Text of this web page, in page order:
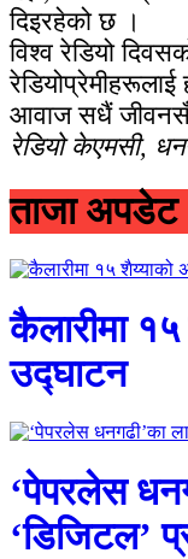
दिइरहेको छ ।
विश्व रेडियो
आवाज सधैं
रेडियो केएमसी,
ताजा अपडेट
कैलारीमा
उद्घाटन
‘पेपरलेस
‘डिजिटल’